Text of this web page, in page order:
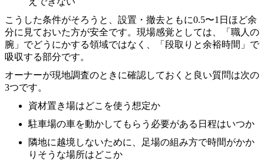
こうした条件がそろうと、設置・撤去ともに0.5〜1日ほど余
分に見ておいた方が安全です。現場感覚としては、「職人の
腕」でどうにかする領域ではなく、「段取りと余裕時間」で
吸収する部分です。
オーナーが現地調査のときに確認しておくと良い質問は次の
3つです。
資材置き場はどこを使う想定か
駐車場の車を動かしてもらう必要がある日程はいつか
隣地に越境しないために、足場の組み方で時間がかか
りそうな場所はどこか